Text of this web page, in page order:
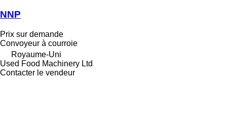
NNP
Prix sur demande
Convoyeur à courroie
Royaume-Uni
Used Food Machinery Ltd
Contacter le vendeur